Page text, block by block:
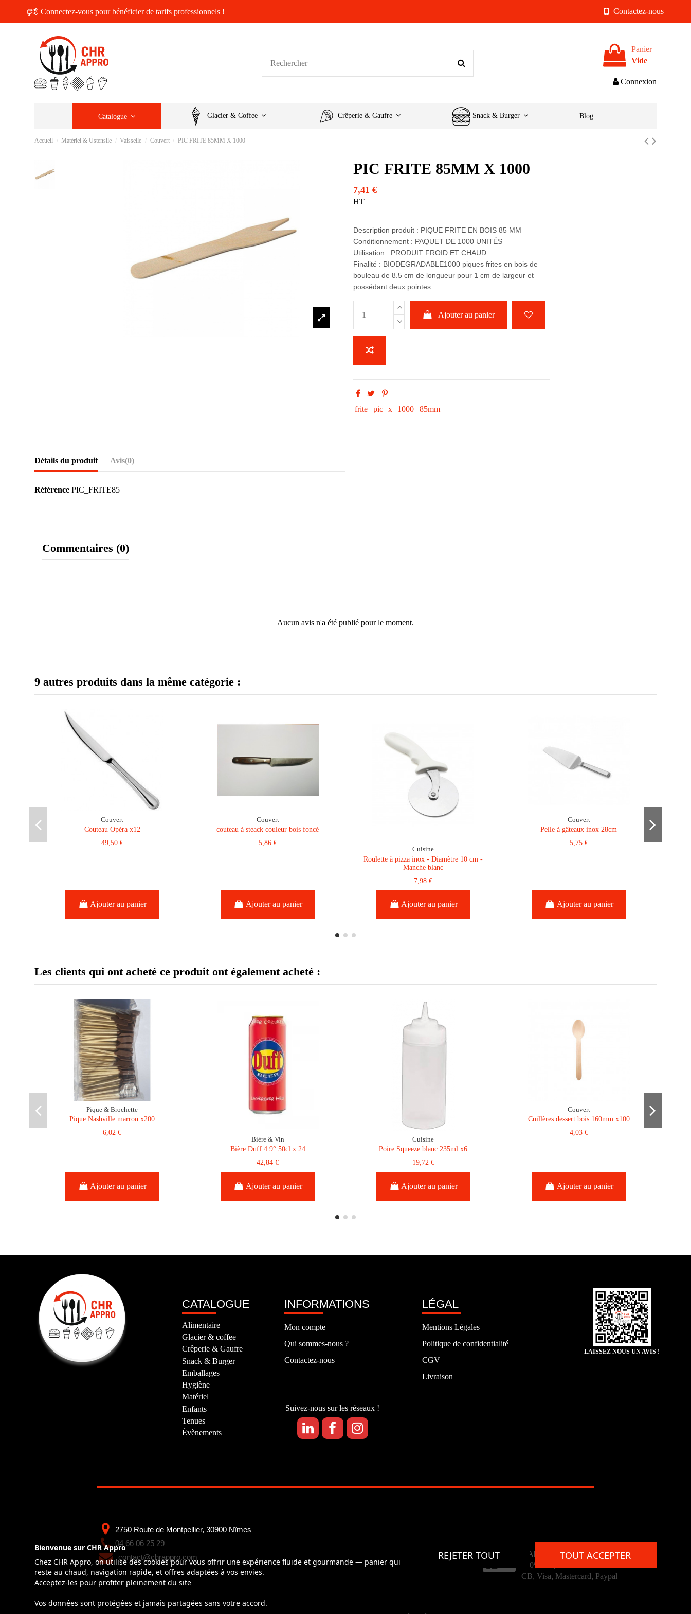
🕫 Connectez-vous pour bénéficier de tarifs professionnels ! Contactez-nous
Panier
Vide
Connexion
Catalogue Glacier & Coffee Crêperie & Gaufre Snack & Burger Blog
Accueil Matériel & Ustensile Vaisselle Couvert PIC FRITE 85MM X 1000
PIC FRITE 85MM X 1000
7,41 €
HT
Description produit : PIQUE FRITE EN BOIS 85 MM
Conditionnement : PAQUET DE 1000 UNITÉS
Utilisation : PRODUIT FROID ET CHAUD
Finalité : BIODEGRADABLE1000 piques frites en bois de
bouleau de 8.5 cm de longueur pour 1 cm de largeur et
possédant deux pointes.
Ajouter au panier
frite pic x 1000 85mm
Détails du produit Avis(0)
Référence PIC_FRITE85
Commentaires (0)
Aucun avis n'a été publié pour le moment.
9 autres produits dans la même catégorie :
Couvert
Couteau Opéra x12
49,50 €
Ajouter au panier
Couvert
couteau à steack couleur bois foncé
5,86 €
Ajouter au panier
Cuisine
Roulette à pizza inox - Diamètre 10 cm -
Manche blanc
7,98 €
Ajouter au panier
Couvert
Pelle à gâteaux inox 28cm
5,75 €
Ajouter au panier
Les clients qui ont acheté ce produit ont également acheté :
Pique & Brochette
Pique Nashville marron x200
6,02 €
Ajouter au panier
Bière & Vin
Bière Duff 4.9° 50cl x 24
42,84 €
Ajouter au panier
Cuisine
Poire Squeeze blanc 235ml x6
19,72 €
Ajouter au panier
Couvert
Cuillères dessert bois 160mm x100
4,03 €
Ajouter au panier
CATALOGUE
Alimentaire
Glacier & coffee
Crêperie & Gaufre
Snack & Burger
Emballages
Hygiène
Matériel
Enfants
Tenues
Évènements
INFORMATIONS
Mon compte
Qui sommes-nous ?
Contactez-nous
Suivez-nous sur les réseaux !
LÉGAL
Mentions Légales
Politique de confidentialité
CGV
Livraison
LAISSEZ NOUS UN AVIS !
2750 Route de Montpellier, 30900 Nîmes
04 66 06 25 29
contact@chrappro.com
PAIEMENT
100% simple et sécurisé
CB, Visa, Mastercard, Paypal
Bienvenue sur CHR Appro
Chez CHR Appro, on utilise des cookies pour vous offrir une expérience fluide et gourmande — panier qui
reste au chaud, navigation rapide, et offres adaptées à vos envies.
Acceptez-les pour profiter pleinement du site
Vos données sont protégées et jamais partagées sans votre accord.
REJETER TOUT TOUT ACCEPTER